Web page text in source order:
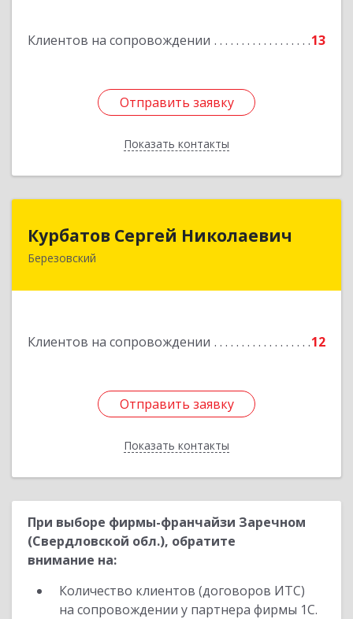
Клиентов на сопровождении 13
Отправить заявку
Показать контакты
Отправить заявку
Назад
Курбатов Сергей Николаевич
Березовский
Клиентов на сопровождении 12
Отправить заявку
Показать контакты
Курбатов Сергей Николаевич
Отправить заявку
Назад
При выборе фирмы-франчайзи Заречном
(Свердловской обл.), обратите
внимание на:
Количество клиентов (договоров ИТС)
на сопровождении у партнера фирмы 1С.